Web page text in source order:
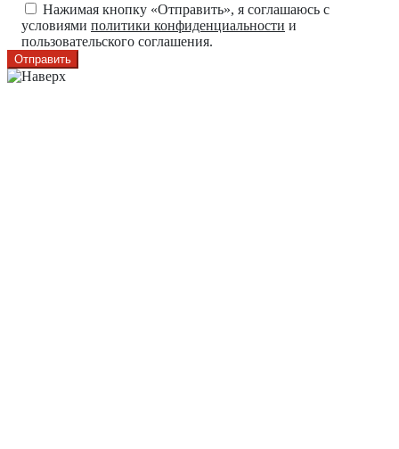
Нажимая кнопку «Отправить», я соглашаюсь с
условиями политики конфиденциальности и
пользовательского соглашения.